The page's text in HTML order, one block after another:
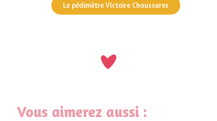
Le pédimètre Victoire Chaussures
Vous aimerez aussi :